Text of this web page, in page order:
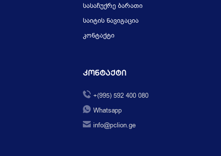
სასაჩუქრე ბარათი
საიტის ნავიგაცია
კონტაქტი
Კონტაქტი
+(995) 592 400 080
Whatsapp
info@pclion.ge